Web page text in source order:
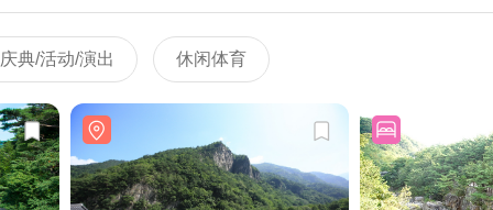
庆典/活动/演出 休闲体育